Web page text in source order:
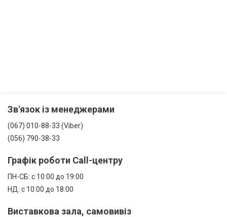
Зв'язок із менеджерами
(067) 010-88-33 (Viber)
(056) 790-38-33
Графік роботи Call-центру
ПН-СБ: с 10:00 до 19:00
НД: с 10:00 до 18:00
Виставкова зала, самовивіз